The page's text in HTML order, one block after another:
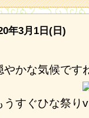
年3月1日(日)
やかな気候です
うすぐひな祭り